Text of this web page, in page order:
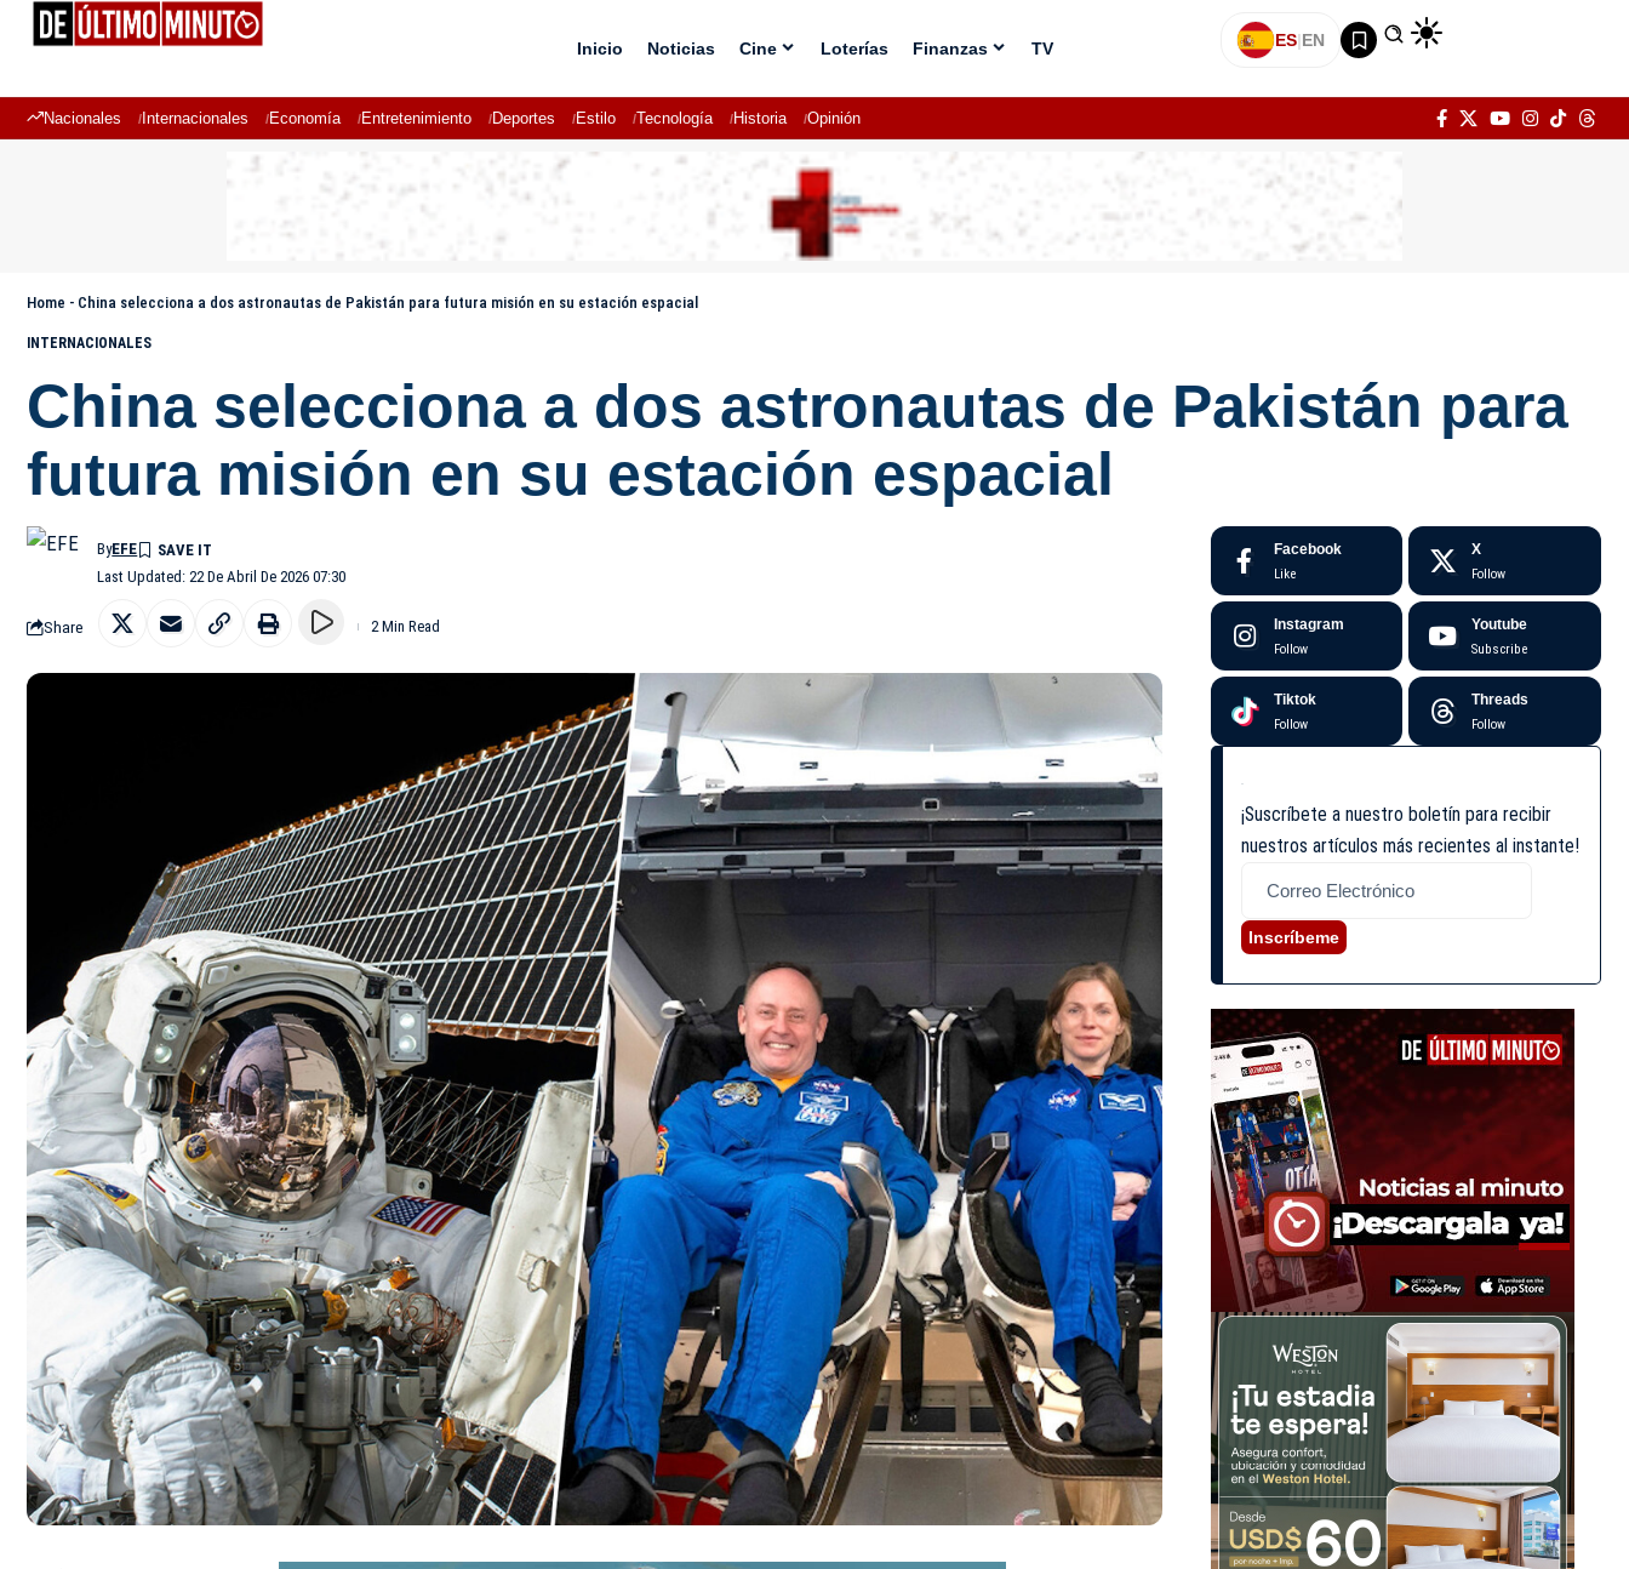
Inicio Noticias Cine Loterías Finanzas TV ES|EN
Nacionales Internacionales Economía Entretenimiento Deportes Estilo Tecnología Historia Opinión
Home - China selecciona a dos astronautas de Pakistán para futura misión en su estación espacial
INTERNACIONALES
China selecciona a dos astronautas de Pakistán para
futura misión en su estación espacial
Last Updated: 22 De Abril De 2026 07:30
ByEFE
Share 2 Min Read
Facebook
Like
X
Follow
Instagram
Follow
Youtube
Subscribe
Tiktok
Follow
Threads
Follow
¡Suscríbete a nuestro boletín para recibir
nuestros artículos más recientes al instante!
Inscríbeme